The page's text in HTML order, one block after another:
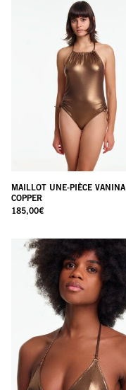
MAILLOT UNE-PIÈCE VANINA
COPPER
185,00€